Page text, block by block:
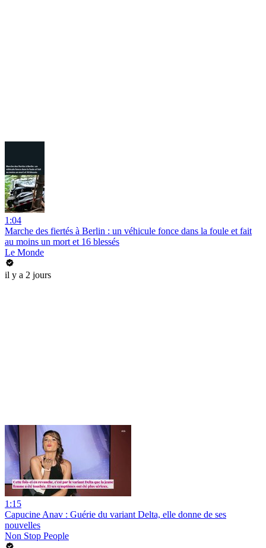
1:04
Marche des fiertés à Berlin : un véhicule fonce dans la foule et fait
au moins un mort et 16 blessés
Le Monde
il y a 2 jours
1:15
Capucine Anav : Guérie du variant Delta, elle donne de ses
nouvelles
Non Stop People